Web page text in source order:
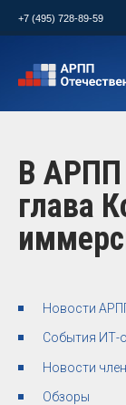
+7 (495) 728-89-59
В АРПП
глава
Новости
События ИТ-
Новости
Обзоры